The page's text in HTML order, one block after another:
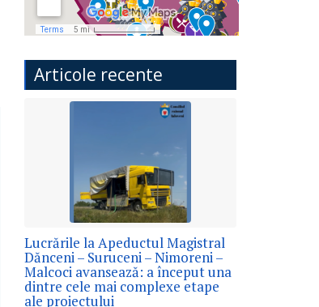
Articole recente
Lucrările la Apeductul Magistral
Dănceni – Suruceni – Nimoreni –
Malcoci avansează: a început una
dintre cele mai complexe etape
ale proiectului